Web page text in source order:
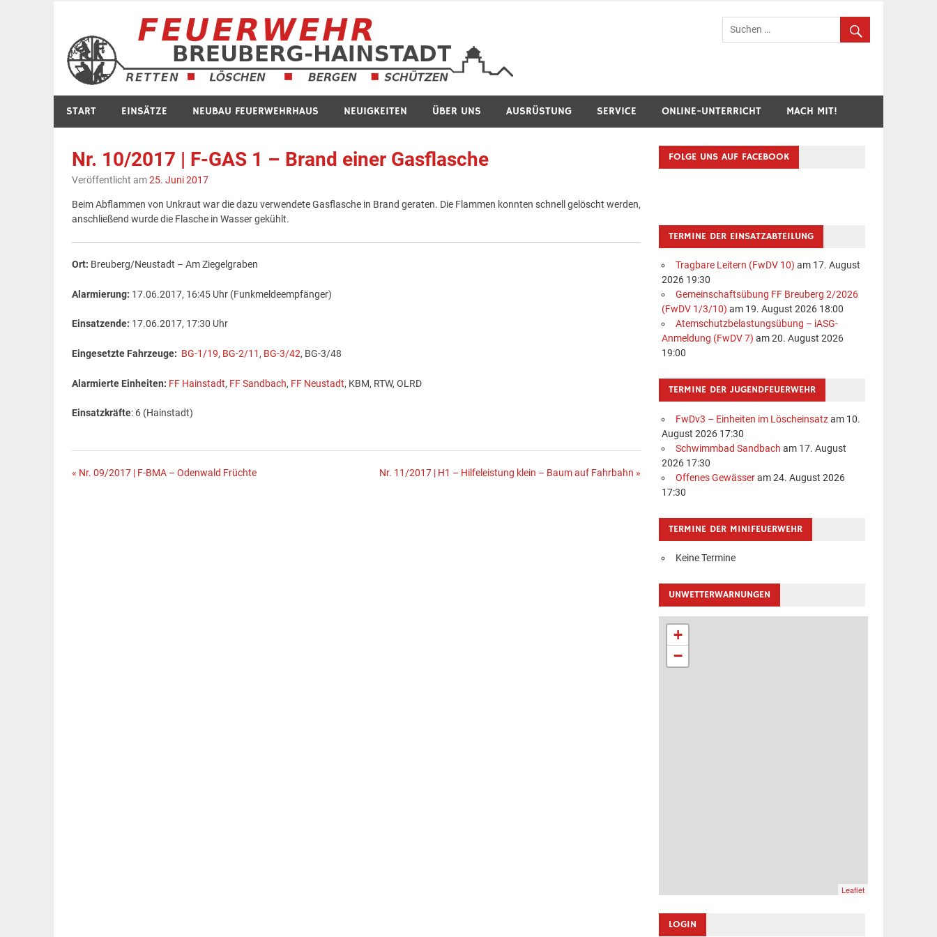
springen
Feuerwehr Breuberg-Hainstadt
START EINSÄTZE NEUBAU FEUERWEHRHAUS NEUIGKEITEN ÜBER UNS AUSRÜSTUNG SERVICE ONLINE-UNTERRICHT MACH MIT!
Nr. 10/2017 | F-GAS 1 – Brand einer Gasflasche
Veröffentlicht am25. Juni 2017
Beim Abflammen von Unkraut war die dazu verwendete Gasflasche in Brand geraten. Die Flammen konnten schnell gelöscht werden,
anschließend wurde die Flasche in Wasser gekühlt.
Ort: Breuberg/Neustadt – Am Ziegelgraben
Alarmierung: 17.06.2017, 16:45 Uhr (Funkmeldeempfänger)
Einsatzende: 17.06.2017, 17:30 Uhr
Eingesetzte Fahrzeuge: BG-1/19, BG-2/11, BG-3/42, BG-3/48
Alarmierte Einheiten: FF Hainstadt, FF Sandbach, FF Neustadt, KBM, RTW, OLRD
Einsatzkräfte: 6 (Hainstadt)
Beitragsnavigation
« Nr. 09/2017 | F-BMA – Odenwald Früchte Nr. 11/2017 | H1 – Hilfeleistung klein – Baum auf Fahrbahn »
FOLGE UNS AUF FACEBOOK
TERMINE DER EINSATZABTEILUNG
Tragbare Leitern (FwDV 10) am 17. August
2026 19:30
Gemeinschaftsübung FF Breuberg 2/2026
(FwDV 1/3/10) am 19. August 2026 18:00
Atemschutzbelastungsübung – iASG-
Anmeldung (FwDV 7) am 20. August 2026
19:00
TERMINE DER JUGENDFEUERWEHR
FwDv3 – Einheiten im Löscheinsatzam 10.
August 2026 17:30
Schwimmbad Sandbach am 17. August
2026 17:30
Offenes Gewässeram 24. August 2026
17:30
TERMINE DER MINIFEUERWEHR
Keine Termine
UNWETTERWARNUNGEN
+
−
Leaflet
LOGIN